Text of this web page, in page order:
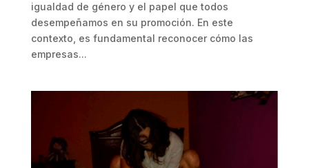
igualdad de género y el papel que todos
desempeñamos en su promoción. En este
contexto, es fundamental reconocer cómo las
empresas...